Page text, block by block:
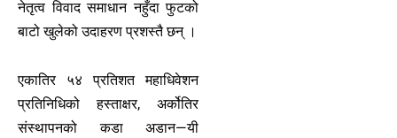
नेतृत्व विवाद समाधान नहुँदा फुटको
बाटो खुलेको उदाहरण प्रशस्तै छन् ।
एकातिर ५४ प्रतिशत महाधिवेशन
प्रतिनिधिको हस्ताक्षर, अर्कोतिर
संस्थापनको कडा अडान—यी